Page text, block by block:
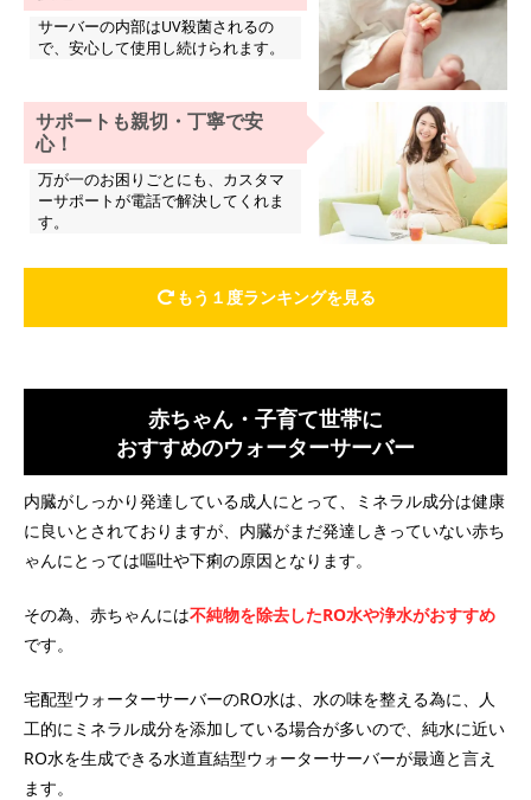
サーバーの内部はUV殺菌されるの
で、安心して使用し続けられます。
サポートも親切・丁寧で安
心！
万が一のお困りごとにも、カスタマ
ーサポートが電話で解決してくれま
す。
もう１度ランキングを見る
赤ちゃん・子育て世帯に
おすすめのウォーターサーバー
内臓がしっかり発達している成人にとって、ミネラル成分は健康
に良いとされておりますが、内臓がまだ発達しきっていない赤ち
ゃんにとっては嘔吐や下痢の原因となります。
その為、赤ちゃんには不純物を除去したRO水や浄水がおすすめ
です。
宅配型ウォーターサーバーのRO水は、水の味を整える為に、人
工的にミネラル成分を添加している場合が多いので、純水に近い
RO水を生成できる水道直結型ウォーターサーバーが最適と言え
ます。